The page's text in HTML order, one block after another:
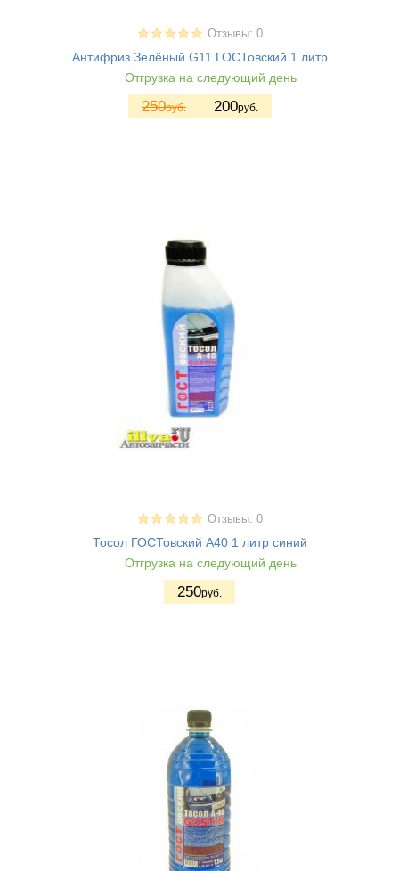
Отзывы: 0
Антифриз Зелёный G11 ГОСТовский 1 литр
Отгрузка на следующий день
250руб. 200руб.
Отзывы: 0
Тосол ГОСТовский А40 1 литр синий
Отгрузка на следующий день
250руб.